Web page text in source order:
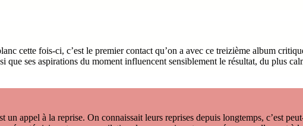
cette fois-ci, c’est le premier contact qu’on a avec ce treizième album
que ses aspirations du moment influencent sensiblement le résultat, du plus
appel à la reprise. On connaissait leurs reprises depuis longtemps, c’est